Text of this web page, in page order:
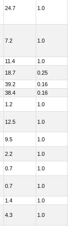
24.7 1.0
7.2 1.0
11.4 1.0
18.7
0.25
39.2
0.16
38.4
0.16
1.2 1.0
12.5 1.0
9.5 1.0
2.2 1.0
0.7 1.0
0.7 1.0
1.4 1.0
4.3 1.0